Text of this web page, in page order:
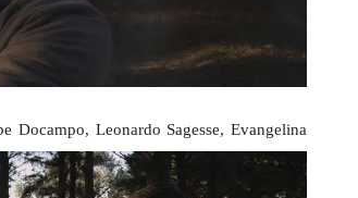
Docampo, Leonardo Sagesse, Evangelina